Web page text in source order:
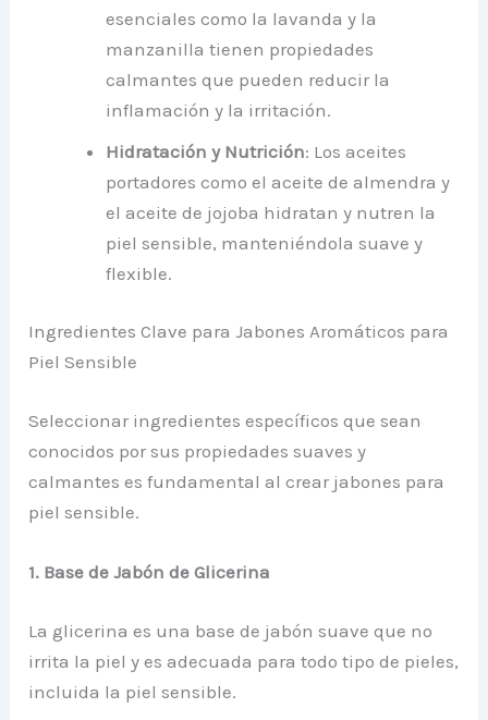
esenciales como la lavanda y la
manzanilla tienen propiedades
calmantes que pueden reducir la
inflamación y la irritación.
Hidratación y Nutrición: Los aceites
portadores como el aceite de almendra y
el aceite de jojoba hidratan y nutren la
piel sensible, manteniéndola suave y
flexible.
Ingredientes Clave para Jabones Aromáticos para
Piel Sensible
Seleccionar ingredientes específicos que sean
conocidos por sus propiedades suaves y
calmantes es fundamental al crear jabones para
piel sensible.
1. Base de Jabón de Glicerina
La glicerina es una base de jabón suave que no
irrita la piel y es adecuada para todo tipo de pieles,
incluida la piel sensible.